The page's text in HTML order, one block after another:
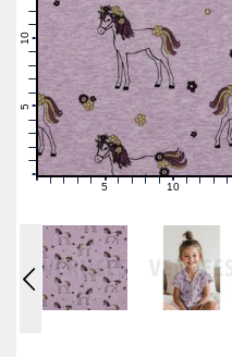
1
2
3
5
10
11
1 2 3 4 6 7 891011121314